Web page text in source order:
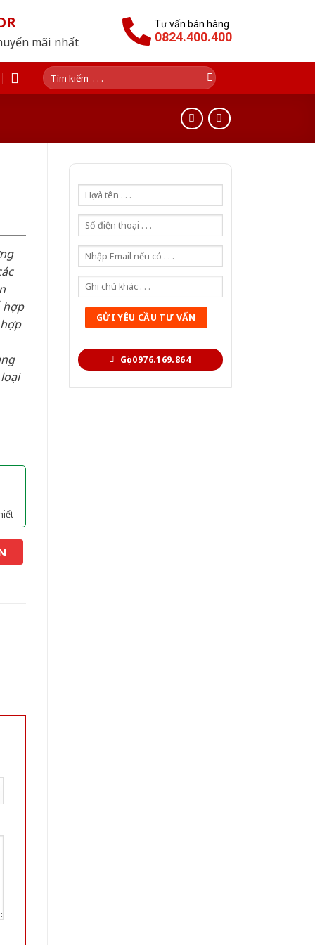
mãi nhất
Tư vấn bán hàng
0824.400.400
Tìm
kiếm:
Gọi 0976.169.864
hợp